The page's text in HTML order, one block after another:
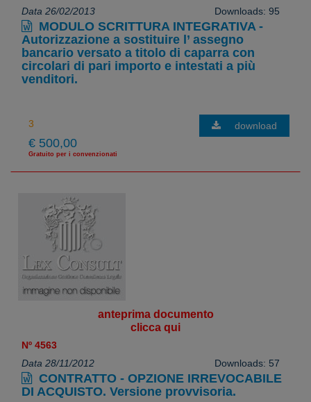
Data 26/02/2013 Downloads: 95
MODULO SCRITTURA INTEGRATIVA -
Autorizzazione a sostituire l’ assegno
bancario versato a titolo di caparra con
circolari di pari importo e intestati a più
venditori.
€ 500,00
Gratuito per i convenzionati
download
anteprima documento
clicca qui
Nº 4563
Data 28/11/2012
Downloads: 57
CONTRATTO - OPZIONE IRREVOCABILE
DI ACQUISTO. Versione provvisoria.